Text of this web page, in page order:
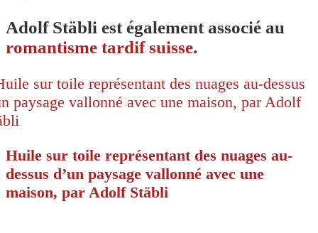
Adolf Stäbli est également associé au
romantisme tardif suisse.
Huile sur toile représentant des nuages au-
dessus d’un paysage vallonné avec une
maison, par Adolf Stäbli